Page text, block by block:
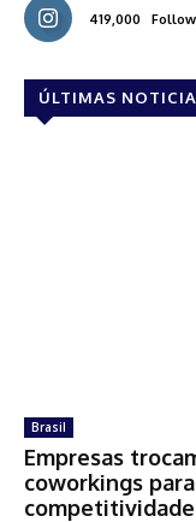
419,000
ÚLTIMAS
Brasil
Empresas
coworkings
competitividade